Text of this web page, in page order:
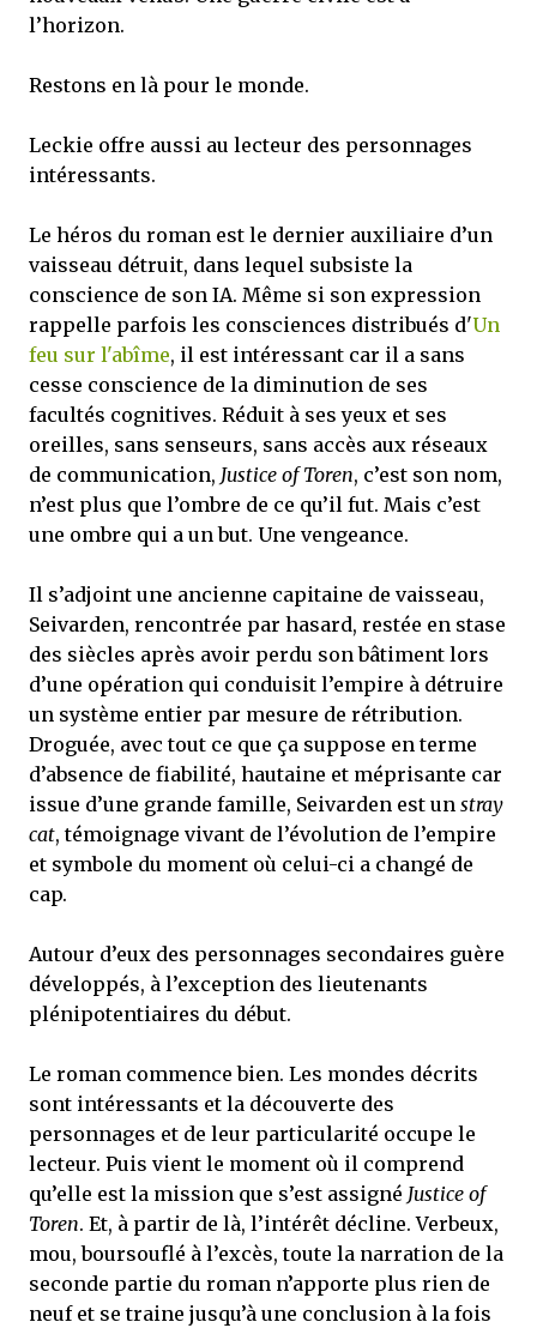
l’horizon.
Restons en là pour le monde.
Leckie offre aussi au lecteur des personnages
intéressants.
Le héros du roman est le dernier auxiliaire d’un
vaisseau détruit, dans lequel subsiste la
conscience de son IA. Même si son expression
rappelle parfois les consciences distribués d'Un
feu sur l'abîme, il est intéressant car il a sans
cesse conscience de la diminution de ses
facultés cognitives. Réduit à ses yeux et ses
oreilles, sans senseurs, sans accès aux réseaux
de communication, Justice of Toren, c’est son nom,
n’est plus que l’ombre de ce qu’il fut. Mais c’est
une ombre qui a un but. Une vengeance.
Il s’adjoint une ancienne capitaine de vaisseau,
Seivarden, rencontrée par hasard, restée en stase
des siècles après avoir perdu son bâtiment lors
d’une opération qui conduisit l’empire à détruire
un système entier par mesure de rétribution.
Droguée, avec tout ce que ça suppose en terme
d’absence de fiabilité, hautaine et méprisante car
issue d’une grande famille, Seivarden est un stray
cat, témoignage vivant de l’évolution de l’empire
et symbole du moment où celui-ci a changé de
cap.
Autour d’eux des personnages secondaires guère
développés, à l’exception des lieutenants
plénipotentiaires du début.
Le roman commence bien. Les mondes décrits
sont intéressants et la découverte des
personnages et de leur particularité occupe le
lecteur. Puis vient le moment où il comprend
qu’elle est la mission que s’est assigné Justice of
Toren. Et, à partir de là, l’intérêt décline. Verbeux,
mou, boursouflé à l’excès, toute la narration de la
seconde partie du roman n’apporte plus rien de
neuf et se traine jusqu’à une conclusion à la fois